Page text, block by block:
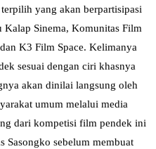
yang akan berpartisipasi
Sinema, Komunitas Film
K3 Film Space. Kelimanya
sesuai dengan ciri khasnya
akan dinilai langsung oleh
umum melalui media
dari kompetisi film pendek ini
Sasongko sebelum membuat